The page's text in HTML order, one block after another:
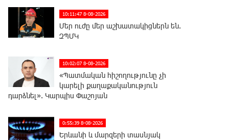
10:11:47 8-08-2026
Մեր ուժը մեր աշխատակիցներն են.
ԶՊՄԿ
10:02:07 8-08-2026
«Պատմական հիշողությունը չի
կարելի քաղաքականություն
դարձնել». Կարպիս Փաշոյան
0:55:39 8-08-2026
Երևանի և մարզերի տասնյակ